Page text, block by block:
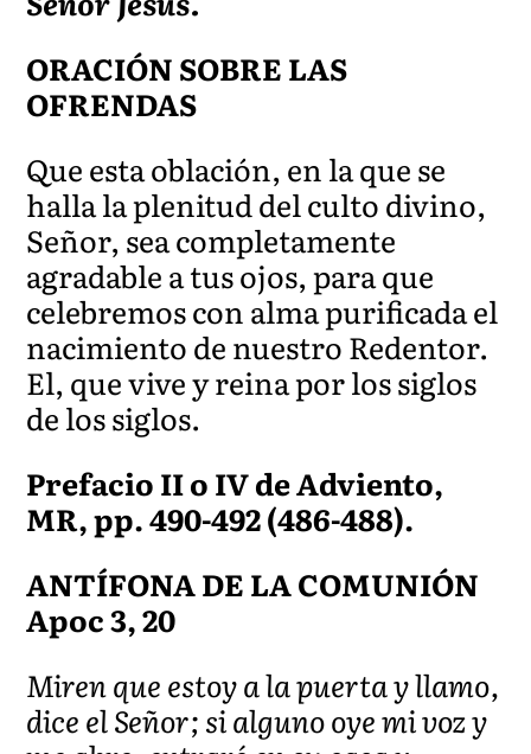
ORACIÓN SOBRE LAS
OFRENDAS
Que esta oblación, en la que se
halla la plenitud del culto divino,
Señor, sea completamente
agradable a tus ojos, para que
celebremos con alma purificada el
nacimiento de nuestro Redentor.
El, que vive y reina por los siglos
de los siglos.
Prefacio II o IV de Adviento,
MR, pp. 490-492 (486-488).
ANTÍFONA DE LA COMUNIÓN
Apoc 3, 20
Miren que estoy a la puerta y llamo,
dice el Señor; si alguno oye mi voz y